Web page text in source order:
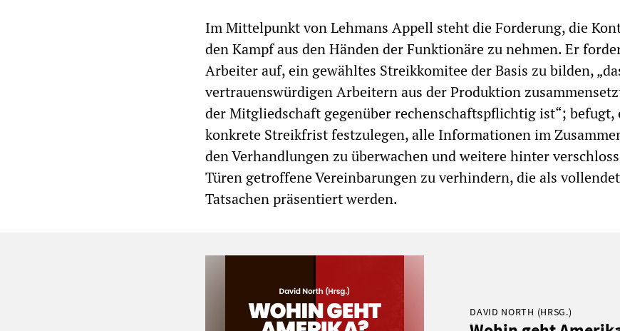
Im Mittelpunkt von Lehmans Appell steht die Forderung, die
den Kampf aus den Händen der Funktionäre zu nehmen. Er
Arbeiter auf, ein gewähltes Streikkomitee der Basis zu bilden,
vertrauenswürdigen Arbeitern aus der Produktion
der Mitgliedschaft gegenüber rechenschaftspflichtig ist“; befugt,
konkrete Streikfrist festzulegen, alle Informationen im
den Verhandlungen zu überwachen und weitere hinter
Türen getroffene Vereinbarungen zu verhindern, die als
Tatsachen präsentiert werden.
DAVID NORTH (HRSG.)